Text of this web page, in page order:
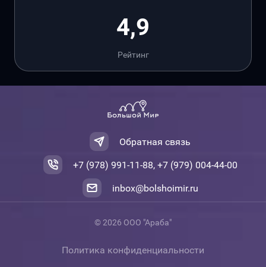
4,9
Рейтинг
Обратная связь
+7 (978) 991-11-88, +7 (979) 004-44-00
inbox@bolshoimir.ru
© 2026 ООО "Араба"
Политика конфиденциальности